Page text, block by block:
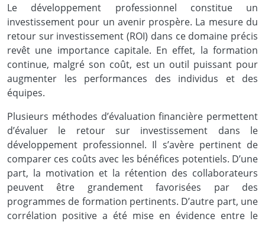
Le développement professionnel constitue un
investissement pour un avenir prospère. La mesure du
retour sur investissement (ROI) dans ce domaine précis
revêt une importance capitale. En effet, la formation
continue, malgré son coût, est un outil puissant pour
augmenter les performances des individus et des
équipes.
Plusieurs méthodes d’évaluation financière permettent
d’évaluer le retour sur investissement dans le
développement professionnel. Il s’avère pertinent de
comparer ces coûts avec les bénéfices potentiels. D’une
part, la motivation et la rétention des collaborateurs
peuvent être grandement favorisées par des
programmes de formation pertinents. D’autre part, une
corrélation positive a été mise en évidence entre le